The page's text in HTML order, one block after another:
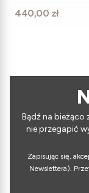
Cena
440,00 zł
Bądź na
nie przegapić
Zapisując się,
Newslettera).